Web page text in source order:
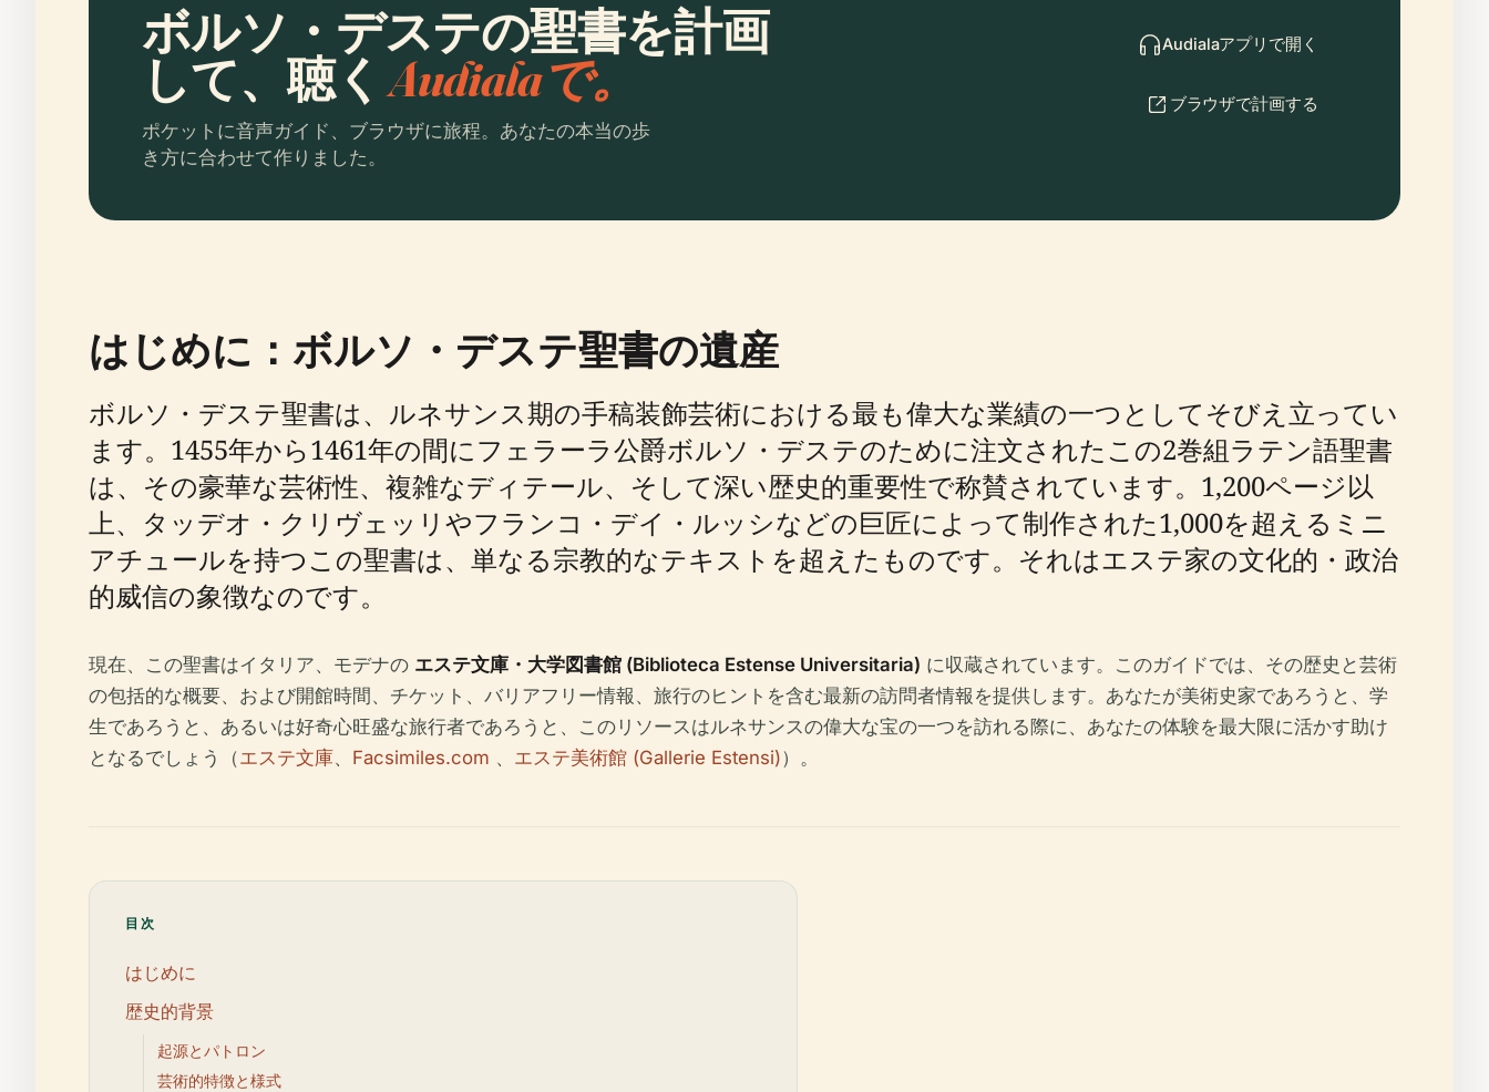
ボルソ・デステの聖書を計画
して、聴くAudialaで。
ポケットに音声ガイド、ブラウザに旅程。あなたの本当の歩
き方に合わせて作りました。
Audialaアプリで開く
ブラウザで計画する
はじめに：ボルソ・デステ聖書の遺産
ボルソ・デステ聖書は、ルネサンス期の手稿装飾芸術における最も偉大な業績の一つとしてそびえ立ってい
ます。1455年から1461年の間にフェラーラ公爵ボルソ・デステのために注文されたこの2巻組ラテン語聖書
は、その豪華な芸術性、複雑なディテール、そして深い歴史的重要性で称賛されています。1,200ページ以
上、タッデオ・クリヴェッリやフランコ・デイ・ルッシなどの巨匠によって制作された1,000を超えるミニ
アチュールを持つこの聖書は、単なる宗教的なテキストを超えたものです。それはエステ家の文化的・政治
的威信の象徴なのです。
現在、この聖書はイタリア、モデナの エステ文庫・大学図書館 (Biblioteca Estense Universitaria) に収蔵されています。このガイドでは、その歴史と芸術
の包括的な概要、および開館時間、チケット、バリアフリー情報、旅行のヒントを含む最新の訪問者情報を提供します。あなたが美術史家であろうと、学
生であろうと、あるいは好奇心旺盛な旅行者であろうと、このリソースはルネサンスの偉大な宝の一つを訪れる際に、あなたの体験を最大限に活かす助け
となるでしょう（エステ文庫、 Facsimiles.com 、 エステ美術館 (Gallerie Estensi)）。
目次
はじめに
歴史的背景
起源とパトロン
芸術的特徴と様式